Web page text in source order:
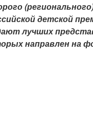
детской
лучших
направлен на